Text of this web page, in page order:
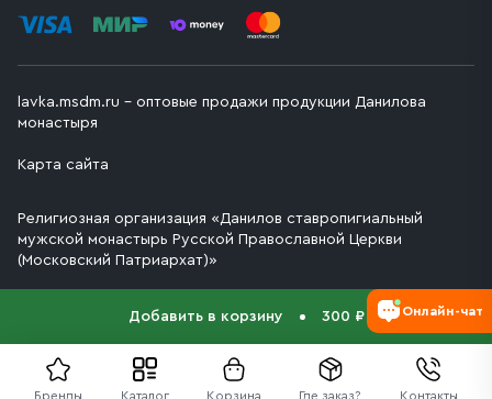
Бренды Каталог Корзина Где заказ? Контакты
Добавить в корзину 300 ₽
lavka.msdm.ru – оптовые продажи продукции Данилова
монастыря
Карта сайта
Религиозная организация «Данилов ставропигиальный
мужской монастырь Русской Православной Церкви
(Московский Патриархат)»
Онлайн-чат